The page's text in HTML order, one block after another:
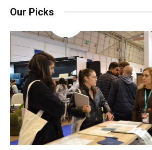
Our Picks